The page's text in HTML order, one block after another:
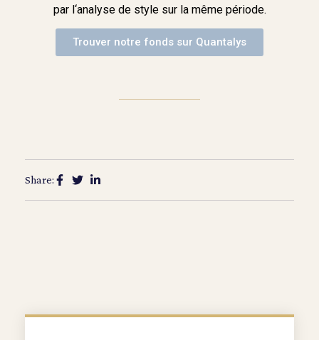
par l‘analyse de style sur la même période.
Trouver notre fonds sur Quantalys
Share: